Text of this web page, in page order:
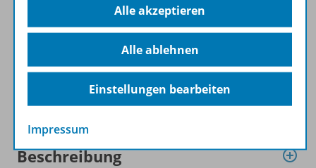
ZU DEN ABO-ANGEBOTEN
Informationen
Beschreibung
Alle akzeptieren
Alle ablehnen
Einstellungen bearbeiten
Impressum